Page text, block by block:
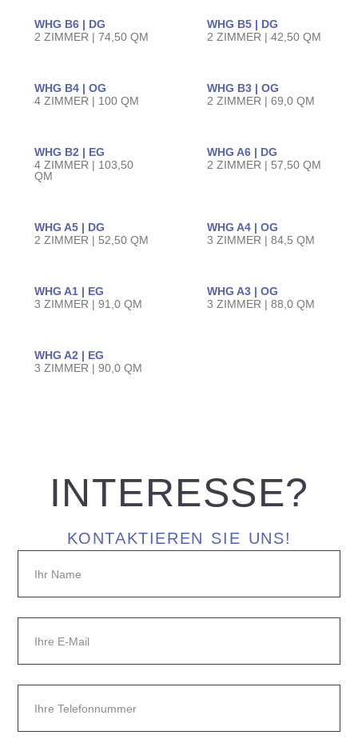
WHG B6 | DG
2 ZIMMER | 74,50 QM
WHG B5 | DG
2 ZIMMER | 42,50 QM
WHG B4 | OG
4 ZIMMER | 100 QM
WHG B3 | OG
2 ZIMMER | 69,0 QM
WHG B2 | EG
4 ZIMMER | 103,50
QM
WHG A6 | DG
2 ZIMMER | 57,50 QM
WHG A5 | DG
2 ZIMMER | 52,50 QM
WHG A4 | OG
3 ZIMMER | 84,5 QM
WHG A1 | EG
3 ZIMMER | 91,0 QM
WHG A3 | OG
3 ZIMMER | 88,0 QM
WHG A2 | EG
3 ZIMMER | 90,0 QM
INTERESSE?
KONTAKTIEREN SIE UNS!